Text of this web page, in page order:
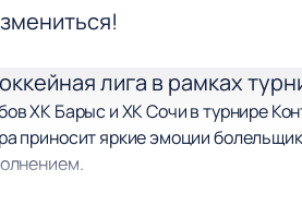
лига в рамках
ХК Барыс и ХК Сочи в турнире
приносит яркие эмоции